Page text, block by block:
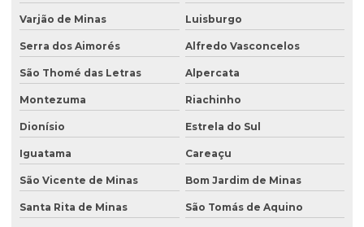
Varjão de Minas Luisburgo
Serra dos Aimorés Alfredo Vasconcelos
São Thomé das Letras Alpercata
Montezuma Riachinho
Dionísio Estrela do Sul
Iguatama Careaçu
São Vicente de Minas Bom Jardim de Minas
Santa Rita de Minas São Tomás de Aquino